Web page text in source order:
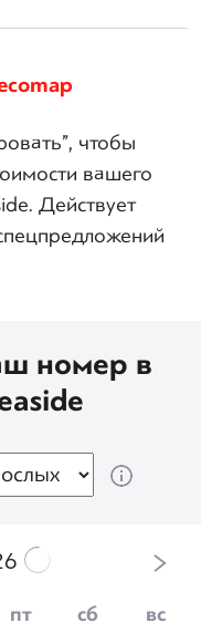
чтобы
вашего
Действует
номер в
пт сб
вс